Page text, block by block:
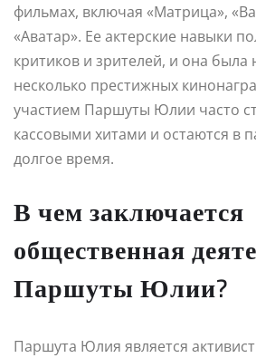
фильмах, включая «Матрица»,
«Аватар». Ее актерские навыки
критиков и зрителей, и она
несколько престижных
участием Паршуты Юлии часто
кассовыми хитами и остаются в
долгое время.
В чем заключается
общественная
Паршуты Юлии?
Паршута Юлия является